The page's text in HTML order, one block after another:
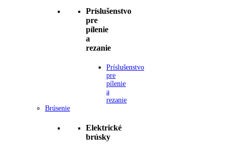
Príslušenstvo
pre
pílenie
a
rezanie
Príslušenstvo
pre
pílenie
a
rezanie
Brúsenie
Elektrické
brúsky